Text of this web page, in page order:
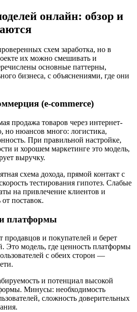
онлайн: обзор и
схем заработка, но в
их можно смешивать и
основные паттерны,
бизнеса, с объяснениями, где они
(e-commerce)
продажа товаров через интернет-
но нюансов много: логистика,
При правильной настройке,
и хорошем маркетинге это модель,
выручку.
схема дохода, прямой контакт с
тестирования гипотез. Слабые
на привлечение клиентов и
поставок.
платформы
продавцов и покупателей и берет
Это модель, где ценность платформы
с обеих сторон —
и потенциал высокой
Минусы: необходимость
сложность доверительных